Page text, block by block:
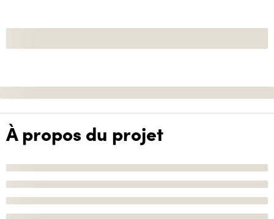
À propos du projet